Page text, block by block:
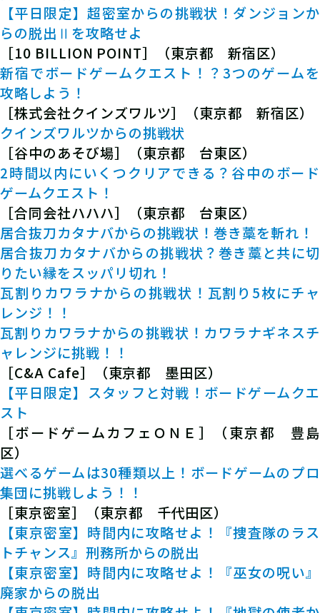
【平日限定】超密室からの挑戦状！ダンジョンか
らの脱出Ⅱを攻略せよ
［10 BILLION POINT］（東京都 新宿区）
新宿でボードゲームクエスト！？3つのゲームを
攻略しよう！
［株式会社クインズワルツ］（東京都 新宿区）
クインズワルツからの挑戦状
［谷中のあそび場］（東京都 台東区）
2時間以内にいくつクリアできる？谷中のボード
ゲームクエスト！
［合同会社ハハハ］（東京都 台東区）
居合抜刀カタナバからの挑戦状！巻き藁を斬れ！
居合抜刀カタナバからの挑戦状？巻き藁と共に切
りたい縁をスッパリ切れ！
瓦割りカワラナからの挑戦状！瓦割り5枚にチャ
レンジ！！
瓦割りカワラナからの挑戦状！カワラナギネスチ
ャレンジに挑戦！！
［C&A Cafe］（東京都 墨田区）
【平日限定】スタッフと対戦！ボードゲームクエ
スト
［ボードゲームカフェＯＮＥ］（東京都 豊島
区）
選べるゲームは30種類以上！ボードゲームのプロ
集団に挑戦しよう！！
［東京密室］（東京都 千代田区）
【東京密室】時間内に攻略せよ！『捜査隊のラス
トチャンス』刑務所からの脱出
【東京密室】時間内に攻略せよ！『巫女の呪い』
廃家からの脱出